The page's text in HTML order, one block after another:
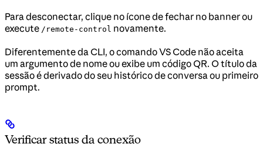
Para desconectar, clique no ícone de fechar no banner ou
execute /remote-control novamente.
Diferentemente da CLI, o comando VS Code não aceita
um argumento de nome ou exibe um código QR. O título da
sessão é derivado do seu histórico de conversa ou primeiro
prompt.
Verificar status da conexão